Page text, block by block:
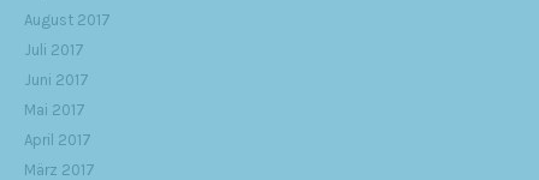
August 2017
Juli 2017
Juni 2017
Mai 2017
April 2017
März 2017